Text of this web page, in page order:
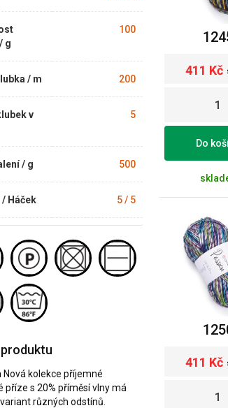
g
100
/ m 200
v
5
/ g 500
Háček 5 / 5
Nová kolekce příjemné
příze s 20% příměsí vlny má
různých odstínů.
411 Kč
Do
411 Kč